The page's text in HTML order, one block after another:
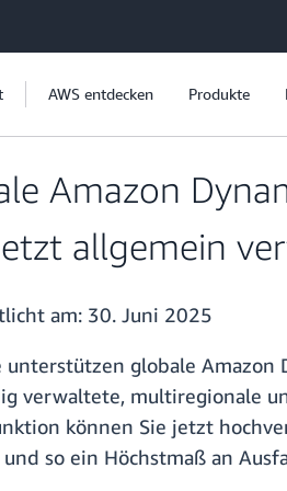
AWS entdecken Produkte
Amazon
allgemein
am: 30. Juni 2025
globale Amazon
verwaltete, multiregionale
können Sie jetzt
so ein Höchstmaß an